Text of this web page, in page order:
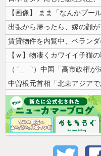
【ｗ】物凄くカワイイ子猫
中曽根元首相「北東アジア